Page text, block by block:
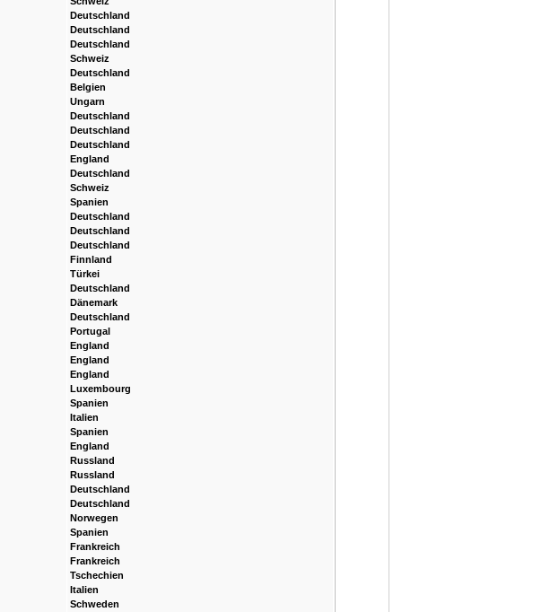
Deutschland
Deutschland
Deutschland
Schweiz
Deutschland
Belgien
Ungarn
Deutschland
Deutschland
Deutschland
England
Deutschland
Schweiz
Spanien
Deutschland
Deutschland
Deutschland
Finnland
Türkei
Deutschland
Dänemark
Deutschland
Portugal
England
England
England
Luxembourg
Spanien
Italien
Spanien
England
Russland
Russland
Deutschland
Deutschland
Norwegen
Spanien
Frankreich
Frankreich
Tschechien
Italien
Schweden